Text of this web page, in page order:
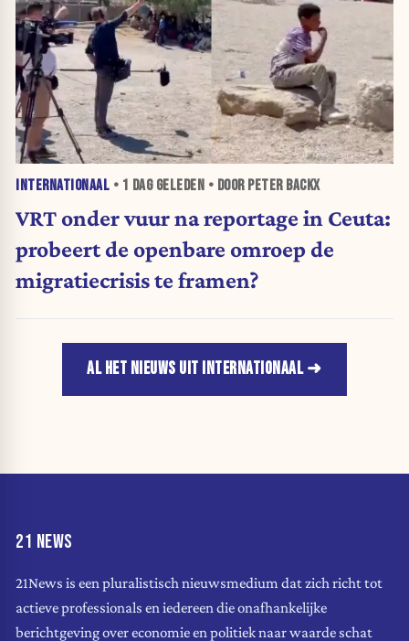
INTERNATIONAAL • 1 DAGGELEDEN • DOOR PETER BACKX
VRT onder vuur na reportage in Ceuta:
probeert de openbare omroep de
migratiecrisis te framen?
AL HET NIEUWS UIT INTERNATIONAAL
21 NEWS
21News is een pluralistisch nieuwsmedium dat zich richt tot
actieve professionals en iedereen die onafhankelijke
berichtgeving over economie en politiek naar waarde schat